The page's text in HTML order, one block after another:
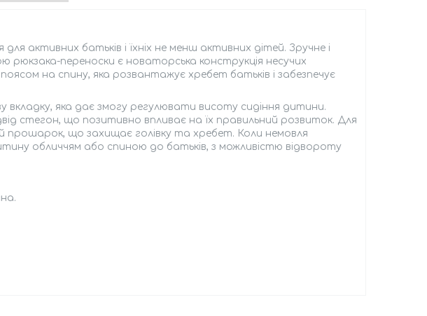
активних батьків і їхніх не менш активних дітей. Зручне і
переноски є новаторська конструкція несучих
на спину, яка розвантажує хребет батьків і забезпечує
вкладку, яка дає змогу регулювати висоту сидіння дитини.
стегон, що позитивно впливає на їх правильний розвиток. Для
прошарок, що захищає голівку та хребет. Коли немовля
обличчям або спиною до батьків, з можливістю відвороту